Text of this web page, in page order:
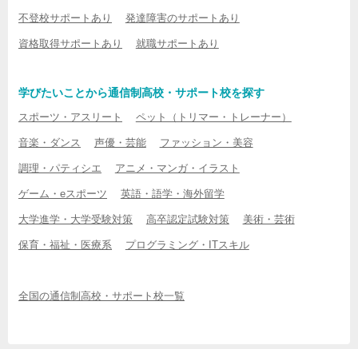
不登校サポートあり 発達障害のサポートあり
資格取得サポートあり 就職サポートあり
学びたいことから通信制高校・サポート校を探す
スポーツ・アスリート ペット（トリマー・トレーナー）
音楽・ダンス 声優・芸能 ファッション・美容
調理・パティシエ アニメ・マンガ・イラスト
ゲーム・eスポーツ 英語・語学・海外留学
大学進学・大学受験対策 高卒認定試験対策 美術・芸術
保育・福祉・医療系 プログラミング・ITスキル
全国の通信制高校・サポート校一覧